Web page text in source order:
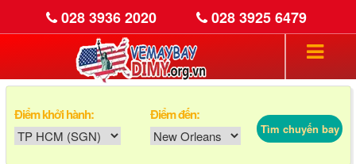
028 3936 2020 028 3925 6479
Điểm khởi hành: Điểm đến:
Tìm chuyến bay